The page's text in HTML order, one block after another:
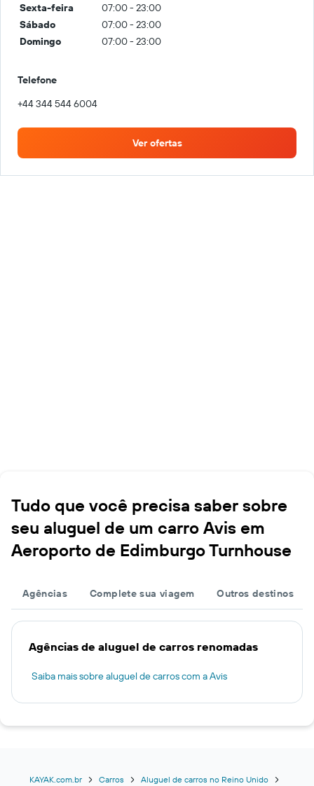
Sexta-feira
07:00 - 23:00
Sábado
07:00 - 23:00
Domingo
07:00 - 23:00
Telefone
+44 344 544 6004
Ver ofertas
Tudo que você precisa saber sobre
seu aluguel de um carro Avis em
Aeroporto de Edimburgo Turnhouse
Agências Complete sua viagem Outros destinos
Agências de aluguel de carros renomadas
Saiba mais sobre aluguel de carros com a Avis
KAYAK.com.br Carros Aluguel de carros no Reino Unido